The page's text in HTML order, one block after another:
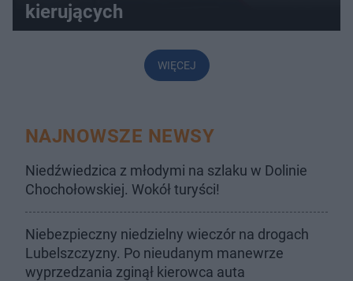
kierujących
WIĘCEJ
NAJNOWSZE NEWSY
Niedźwiedzica z młodymi na szlaku w Dolinie
Chochołowskiej. Wokół turyści!
Niebezpieczny niedzielny wieczór na drogach
Lubelszczyzny. Po nieudanym manewrze
wyprzedzania zginął kierowca auta